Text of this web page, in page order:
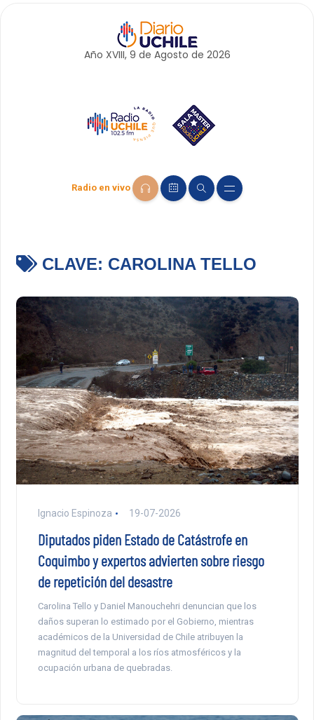
Año XVIII, 9 de Agosto de 2026
Radio en vivo
CLAVE: CAROLINA TELLO
Ignacio Espinoza 19-07-2026
Diputados piden Estado de Catástrofe en
Coquimbo y expertos advierten sobre riesgo
de repetición del desastre
Carolina Tello y Daniel Manouchehri denuncian que los
daños superan lo estimado por el Gobierno, mientras
académicos de la Universidad de Chile atribuyen la
magnitud del temporal a los ríos atmosféricos y la
ocupación urbana de quebradas.